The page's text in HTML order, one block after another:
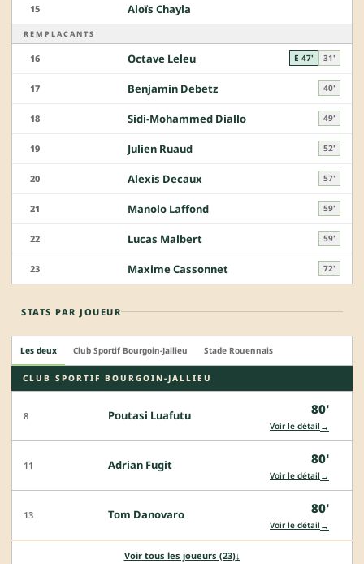
15 Aloïs Chayla
REMPLACANTS
16 Octave Leleu E 47' 31'
17 Benjamin Debetz 40'
18 Sidi-Mohammed Diallo 49'
19 Julien Ruaud 52'
20 Alexis Decaux 57'
21 Manolo Laffond 59'
22 Lucas Malbert 59'
23 Maxime Cassonnet 72'
STATS PAR JOUEUR
Les deux Club Sportif Bourgoin-Jallieu Stade Rouennais
CLUB SPORTIF BOURGOIN-JALLIEU
8 Poutasi Luafutu 80'
Voir le détail →
11 Adrian Fugit 80'
Voir le détail →
13 Tom Danovaro 80'
Voir le détail →
Voir tous les joueurs (23)↓